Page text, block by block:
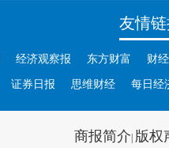
友情
经济观察报 东方财富 财
证券日报 思维财经 每日经
商报简介| 版权